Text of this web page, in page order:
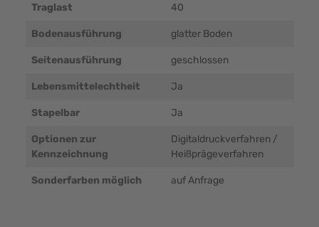
Traglast 40
Bodenausführung glatter Boden
Seitenausführung geschlossen
Lebensmittelechtheit Ja
Stapelbar Ja
Optionen zur
Kennzeichnung
Digitaldruckverfahren /
Heißprägeverfahren
Sonderfarben möglich auf Anfrage